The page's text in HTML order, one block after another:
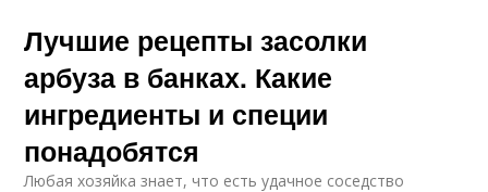
Лучшие рецепты засолки
арбуза в банках. Какие
ингредиенты и специи
понадобятся
Любая хозяйка знает, что есть удачное соседство